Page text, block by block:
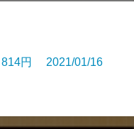
円 2021/01/16